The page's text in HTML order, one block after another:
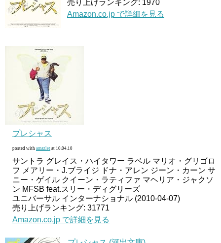
売り上げランキング: 1970
Amazon.co.jp で詳細を見る
プレシャス
posted with amazlet at 10.04.10
サントラ グレイス・ハイタワー ラベル マリオ・グリゴロ
フ メアリー・J.ブライジ ドナ・アレン ジーン・カーン サ
ニー・ゲイル クイーン・ラティファ マヘリア・ジャクソ
ン MFSB feat.スリー・ディグリーズ
ユニバーサル インターナショナル (2010-04-07)
売り上げランキング: 31771
Amazon.co.jp で詳細を見る